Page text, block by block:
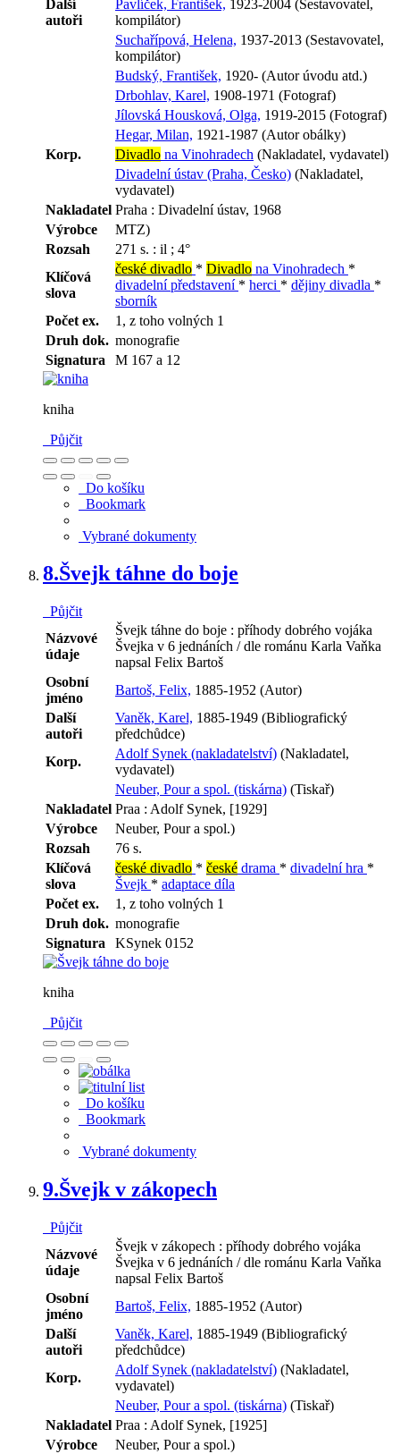
Další
autoři
Pavlíček, František, 1923-2004 (Sestavovatel,
kompilátor)
Suchařípová, Helena, 1937-2013 (Sestavovatel,
kompilátor)
Budský, František, 1920- (Autor úvodu atd.)
Drbohlav, Karel, 1908-1971 (Fotograf)
Jílovská Housková, Olga, 1919-2015 (Fotograf)
Hegar, Milan, 1921-1987 (Autor obálky)
Korp.
Divadlo na Vinohradech (Nakladatel, vydavatel)
Divadelní ústav (Praha, Česko) (Nakladatel,
vydavatel)
Nakladatel Praha : Divadelní ústav, 1968
Výrobce
MTZ)
Rozsah
271 s. : il ; 4°
Klíčová
slova
české divadlo * Divadlo na Vinohradech *
divadelní představení * herci * dějiny divadla *
sborník
Počet ex.
1, z toho volných 1
Druh dok. monografie
Signatura
M 167 a 12
kniha
Půjčit
Do košíku
Bookmark
Vybrané dokumenty
8.Švejk táhne do boje
Půjčit
Názvové
údaje
Švejk táhne do boje : příhody dobrého vojáka
Švejka v 6 jednáních / dle románu Karla Vaňka
napsal Felix Bartoš
Osobní
jméno
Bartoš, Felix, 1885-1952 (Autor)
Další
autoři
Vaněk, Karel, 1885-1949 (Bibliografický
předchůdce)
Korp.
Adolf Synek (nakladatelství) (Nakladatel,
vydavatel)
Neuber, Pour a spol. (tiskárna) (Tiskař)
Nakladatel Praa : Adolf Synek, [1929]
Výrobce
Neuber, Pour a spol.)
Rozsah
76 s.
Klíčová
slova
české divadlo * české drama * divadelní hra *
Švejk * adaptace díla
Počet ex.
1, z toho volných 1
Druh dok. monografie
Signatura
KSynek 0152
kniha
Půjčit
Do košíku
Bookmark
Vybrané dokumenty
9.Švejk v zákopech
Půjčit
Názvové
údaje
Švejk v zákopech : příhody dobrého vojáka
Švejka v 6 jednáních / dle románu Karla Vaňka
napsal Felix Bartoš
Osobní
jméno
Bartoš, Felix, 1885-1952 (Autor)
Další
autoři
Vaněk, Karel, 1885-1949 (Bibliografický
předchůdce)
Korp.
Adolf Synek (nakladatelství) (Nakladatel,
vydavatel)
Neuber, Pour a spol. (tiskárna) (Tiskař)
Nakladatel Praa : Adolf Synek, [1925]
Výrobce
Neuber, Pour a spol.)